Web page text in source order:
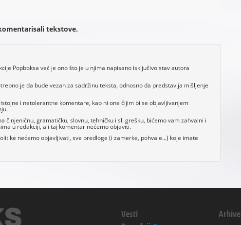
tekstove.
Popboksa već je ono što je u njima napisano isključivo stav autora
je da bude vezan za sadržinu teksta, odnosno da predstavlja mišljenje
i netolerantne komentare, kao ni one čijim bi se objavljivanjem
činjeničnu, gramatičku, slovnu, tehničku i sl. grešku, bićemo vam zahvalni i
u redakciji, ali taj komentar nećemo objaviti.
nećemo objavljivati, sve predloge (i zamerke, pohvale...) koje imate
Vesti
Arhive